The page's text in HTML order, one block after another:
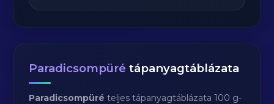
Paradicsompüré tápanyagtáblázata
Paradicsompüré teljes tápanyagtáblázata 100 g-